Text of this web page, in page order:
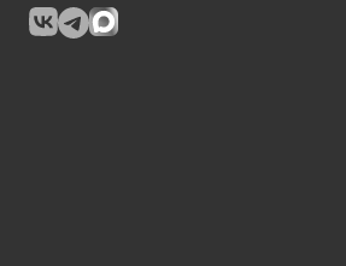
Единица измерения
Артикул